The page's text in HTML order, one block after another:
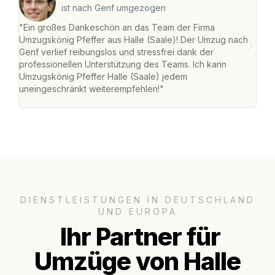
ist nach Genf umgezogen
"Ein großes Dankeschön an das Team der Firma
Umzugskönig Pfeffer aus Halle (Saale)! Der Umzug nach
Genf verlief reibungslos und stressfrei dank der
professionellen Unterstützung des Teams. Ich kann
Umzugskönig Pfeffer Halle (Saale) jedem
uneingeschränkt weiterempfehlen!"
DIENSTLEISTUNGEN IN DEUTSCHLAND
UND EUROPA
Ihr Partner für
Umzüge von Halle